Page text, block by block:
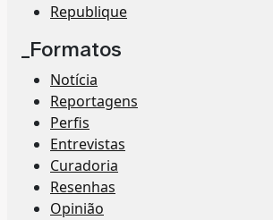
Republique
_Formatos
Notícia
Reportagens
Perfis
Entrevistas
Curadoria
Resenhas
Opinião